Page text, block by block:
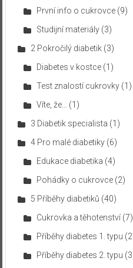
První info o cukrovce(9)
Studijní materiály(3)
2 Pokročilý diabetik(3)
Diabetes v kostce(1)
Test znalostí cukrovky(1)
Víte, že…
(1)
3 Diabetik specialista (1)
4 Pro malé diabetiky(6)
Edukace diabetika (4)
Pohádky o cukrovce(2)
5 Příběhy diabetiků (40)
Cukrovka a těhotenství(7)
Příběhy diabetes 1. typu
Příběhy diabetes 2. typu